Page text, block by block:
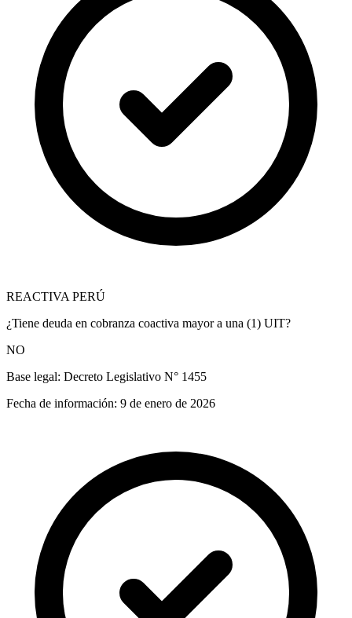
REACTIVA PERÚ
¿Tiene deuda en cobranza coactiva mayor a una (1) UIT?
NO
Base legal: Decreto Legislativo N° 1455
Fecha de información: 9 de enero de 2026